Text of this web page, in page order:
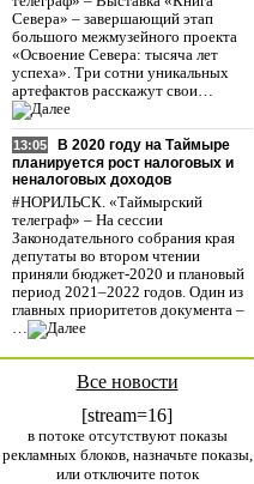
Севера» – завершающий этап
большого межмузейного проекта
«Освоение Севера: тысяча лет
успеха». Три сотни уникальных
артефактов расскажут свои…
13:05
В 2020 году на Таймыре
планируется рост налоговых и
неналоговых доходов
#НОРИЛЬСК. «Таймырский
телеграф» – На сессии
Законодательного собрания края
депутаты во втором чтении
приняли бюджет-2020 и плановый
период 2021–2022 годов. Один из
главных приоритетов документа –
…
Все новости
[stream=16]
в потоке отсутствуют показы
рекламных блоков, назначьте показы,
или отключите поток